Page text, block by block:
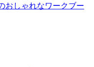
おしゃれなワークブー